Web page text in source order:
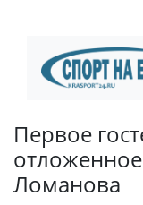
Первое
Ломанова